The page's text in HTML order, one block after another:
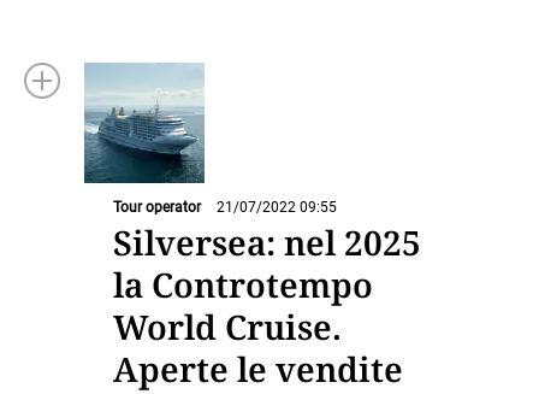
Tour operator 21/07/2022 09:55
Silversea: nel 2025
la Controtempo
World Cruise.
Aperte le vendite